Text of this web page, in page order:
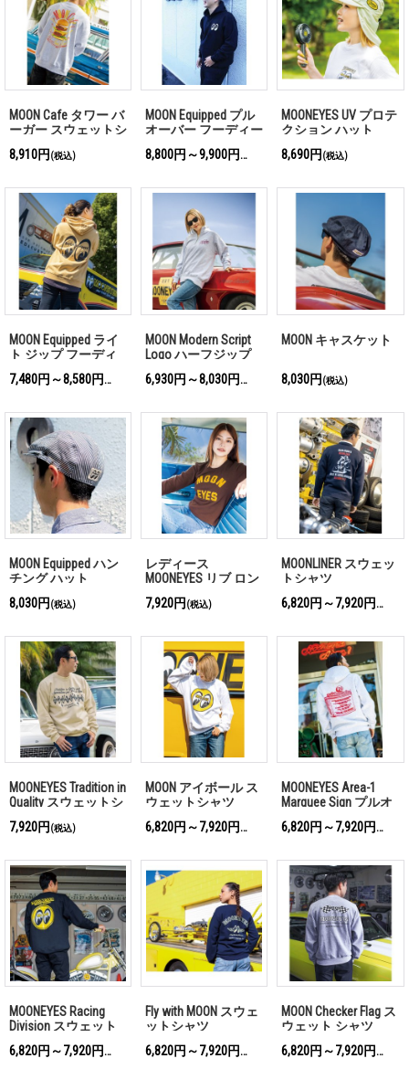
MOON Cafe タワー バ
ーガー スウェットシ
ャツ
8,910円 (税込)
MOON Equipped プル
オーバー フーディー
8,800円～9,900円
(税込)
MOONEYES UV プロテ
クション ハット
8,690円 (税込)
MOON Equipped ライ
ト ジップ フーディ
7,480円～8,580円
(税込)
MOON Modern Script
Logo ハーフジップ
6,930円～8,030円
(税込)
MOON キャスケット
8,030円 (税込)
MOON Equipped ハン
チング ハット
8,030円 (税込)
レディース
MOONEYES リブ ロン
7,920円 (税込)
MOONLINER スウェッ
トシャツ
6,820円～7,920円
(税込)
MOONEYES Tradition in
Quality スウェットシ
7,920円 (税込)
MOON アイボール ス
ウェットシャツ
6,820円～7,920円
(税込)
MOONEYES Area-1
Marquee Sign プルオ
6,820円～7,920円
(税込)
MOONEYES Racing
Division スウェット
6,820円～7,920円
(税込)
Fly with MOON スウェ
ットシャツ
6,820円～7,920円
(税込)
MOON Checker Flag ス
ウェット シャツ
6,820円～7,920円
(税込)